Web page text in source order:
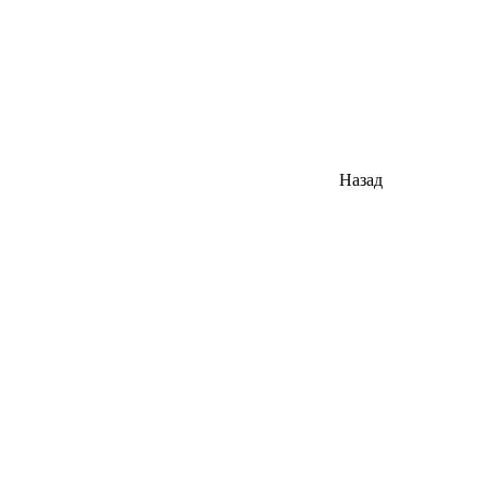
Назад